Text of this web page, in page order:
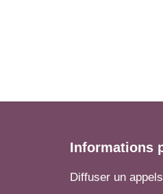
Informations
Diffuser un